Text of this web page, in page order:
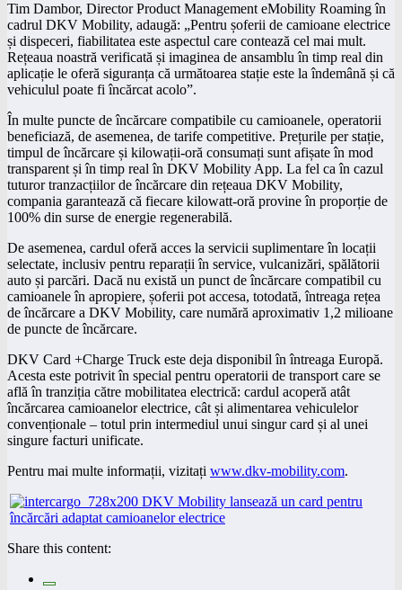
Tim Dambor, Director Product Management eMobility Roaming în
cadrul DKV Mobility, adaugă: „Pentru șoferii de camioane electrice
și dispeceri, fiabilitatea este aspectul care contează cel mai mult.
Rețeaua noastră verificată și imaginea de ansamblu în timp real din
aplicație le oferă siguranța că următoarea stație este la îndemână și că
vehiculul poate fi încărcat acolo”.
În multe puncte de încărcare compatibile cu camioanele, operatorii
beneficiază, de asemenea, de tarife competitive. Prețurile per stație,
timpul de încărcare și kilowații-oră consumați sunt afișate în mod
transparent și în timp real în DKV Mobility App. La fel ca în cazul
tuturor tranzacțiilor de încărcare din rețeaua DKV Mobility,
compania garantează că fiecare kilowatt-oră provine în proporție de
100% din surse de energie regenerabilă.
De asemenea, cardul oferă acces la servicii suplimentare în locații
selectate, inclusiv pentru reparații în service, vulcanizări, spălătorii
auto și parcări. Dacă nu există un punct de încărcare compatibil cu
camioanele în apropiere, șoferii pot accesa, totodată, întreaga rețea
de încărcare a DKV Mobility, care numără aproximativ 1,2 milioane
de puncte de încărcare.
DKV Card +Charge Truck este deja disponibil în întreaga Europă.
Acesta este potrivit în special pentru operatorii de transport care se
află în tranziția către mobilitatea electrică: cardul acoperă atât
încărcarea camioanelor electrice, cât și alimentarea vehiculelor
convenționale – totul prin intermediul unui singur card și al unei
singure facturi unificate.
Pentru mai multe informații, vizitați www.dkv-mobility.com.
Share this content: